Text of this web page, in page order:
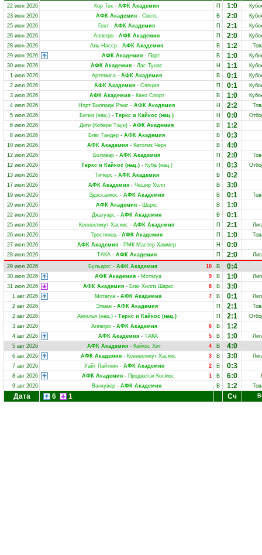
22 июн 2026
Кор Тек - АФК Академия П 1:0
23 июн 2026
АФК Академия - Светс В 2:0
25 июн 2026
Гент - АФК Академия П 2:1
26 июн 2026
Аллегро - АФК Академия П 2:0
28 июн 2026
Аль-Насср - АФК Академия В 1:2
29 июн 2026
АФК Академия - Порт В 1:0
30 июн 2026
АФК Академия - Лас-Тунас Н 1:1
1 июл 2026
Артемиса- АФК Академия В 0:1
2 июл 2026
АФК Академия - Специя П 0:1
3 июл 2026
АФК Академия- Кано Спорт В 1:0
4 июл 2026
Норт Виллидж Рэмс - АФК Академия Н 2:2
5 июл 2026
Белиз (нац.) - Теркс и Кайкос (нац.) Н 0:0
6 июл 2026
Диги (Коберн Таун) - АФК Академия В 1:2
8 июл 2026 Блю Тандер - АФК Академия В 0:3
10 июл 2026 АФК Академия- Католик Черч В 4:0
12 июл 2026 Боливар - АФК Академия П 2:0
12 июл 2026
Теркс и Кайкос (нац.)- Куба (нац.) П 0:3
13 июл 2026
Тичерс - АФК Академия В 0:2
17 июл 2026 АФК Академия - Чешир Холл В 3:0
19 июл 2026 Эдэссаикос - АФК Академия В 0:1
20 июл 2026
АФК Академия- Шаркс В 1:0
22 июл 2026 Джагуарс - АФК Академия В 0:1
25 июл 2026 Коннектикут Хаскис - АФК Академия П 2:1
26 июл 2026
Тростянец - АФК Академия П 1:0
27 июл 2026
АФК Академия - РМК Мастер Хаммер Н 0:0
28 июл 2026 ТАКА- АФК Академия П 2:0
29 июл 2026
10
Бульдогс - АФК Академия В 0:4
30 июл 2026 9
АФК Академия - Мотагуа В 1:0
31 июл 2026
8
АФК Академия- Блю Хиллз Шаркс В 3:0
1 авг 2026 7
Мотагуа - АФК Академия В 0:1
2 авг 2026
Элман- АФК Академия П 2:1
2 авг 2026
Ангилья (нац.)- Теркс и Кайкос (нац.) П 2:1
3 авг 2026
6
Аллегро- АФК Академия В 1:2
4 авг 2026 5
АФК Академия - ТАКА В 1:0
5 авг 2026
4
АФК Академия - Кайкос Хит В 4:0
6 авг 2026 3
АФК Академия- Коннектикут Хаскис В 3:0
7 авг 2026
2
Уайт Лайтнин- АФК Академия В 0:3
8 авг 2026 1
АФК Академия - Проджетэк Космос В 6:0
9 авг 2026
Ванкувер - АФК Академия В 1:2
Дата 6 1 Сч